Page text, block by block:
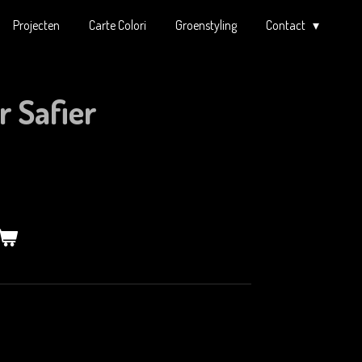
Projecten Carte Colori Groenstyling Contact
Safier